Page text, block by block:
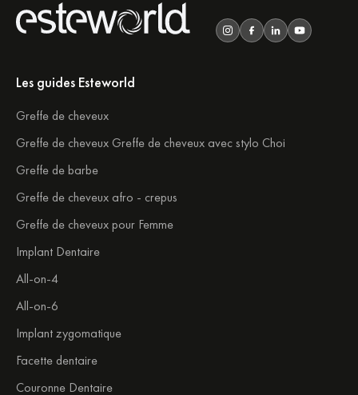
Les guides Esteworld
Greffe de cheveux
Greffe de cheveux Greffe de cheveux avec stylo Choi
Greffe de barbe
Greffe de cheveux afro - crepus
Greffe de cheveux pour Femme
Implant Dentaire
All-on-4
All-on-6
Implant zygomatique
Facette dentaire
Couronne Dentaire